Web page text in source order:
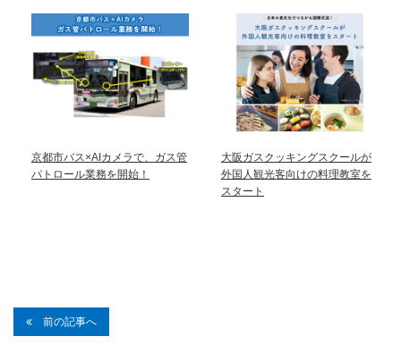
京都市バス×AIカメラで、ガス管
パトロール業務を開始！
大阪ガスクッキングスクールが
外国人観光客向けの料理教室を
スタート
前の記事へ